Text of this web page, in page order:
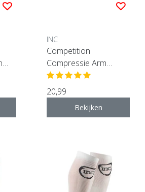
INC
Competition
Compressie Arm
Sleeves - Blauw
20,99
Bekijken